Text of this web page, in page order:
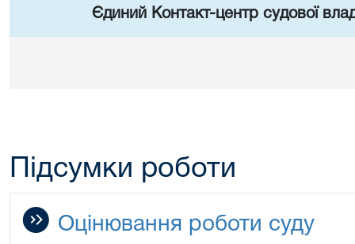
Єдиний Контакт-центр судової
Підсумки роботи
Оцінювання роботи суду